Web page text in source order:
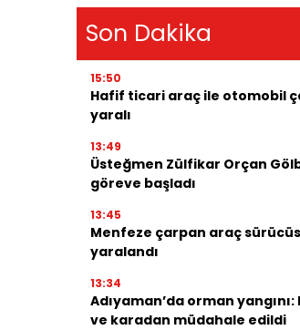
Son Dakika
15:50
Hafif ticari araç ile otomobil
yaralı
13:49
Üsteğmen Zülfikar Orçan
göreve başladı
13:45
Menfeze çarpan araç
yaralandı
13:34
Adıyaman’da orman
ve karadan müdahale edildi